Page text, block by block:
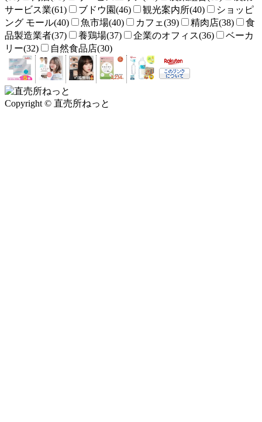
サービス業(61)
ブドウ園(46) 観光案内所(40)
ショッピ
ング モール(40)
魚市場(40) カフェ(39) 精肉店(38)
食
品製造業者(37)
養鶏場(37) 企業のオフィス(36)
ベーカ
リー(32)
自然食品店(30)
Copyright © 直売所ねっと